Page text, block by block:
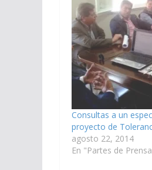
Consultas a un
proyecto de
agosto 22, 2014
En "Partes de